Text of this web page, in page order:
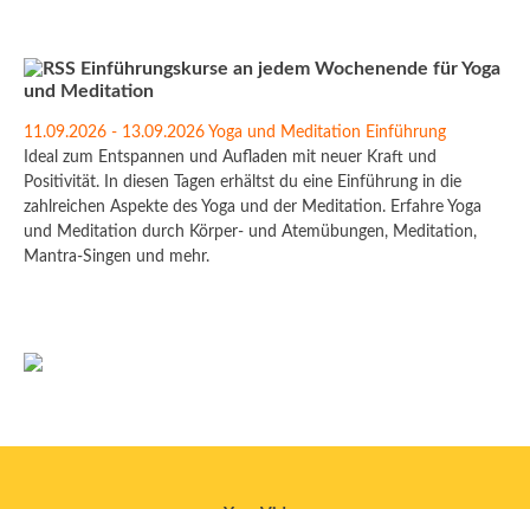
Einführungskurse an jedem Wochenende für Yoga
und Meditation
11.09.2026 - 13.09.2026 Yoga und Meditation Einführung
Ideal zum Entspannen und Aufladen mit neuer Kraft und
Positivität. In diesen Tagen erhältst du eine Einführung in die
zahlreichen Aspekte des Yoga und der Meditation. Erfahre Yoga
und Meditation durch Körper- und Atemübungen, Meditation,
Mantra-Singen und mehr.